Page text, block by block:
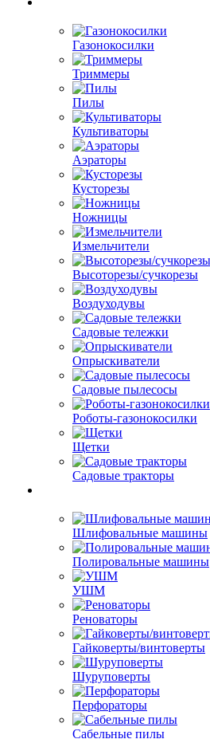
Газонокосилки
Триммеры
Пилы
Культиваторы
Аэраторы
Кусторезы
Ножницы
Измельчители
Высоторезы/сучкорезы
Воздуходувы
Садовые тележки
Опрыскиватели
Садовые пылесосы
Роботы-газонокосилки
Щетки
Садовые тракторы
Шлифовальные машины
Полировальные машины
УШМ
Реноваторы
Гайковерты/винтоверты
Шуруповерты
Перфораторы
Сабельные пилы